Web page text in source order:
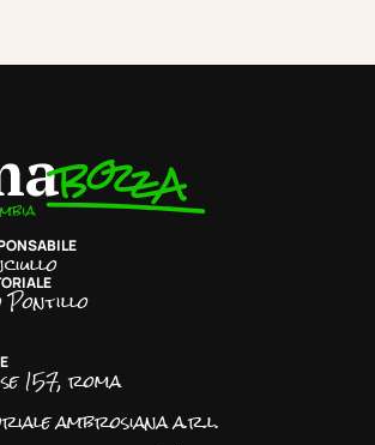
Pontillo
157, roma
ambrosiana a.r.l.